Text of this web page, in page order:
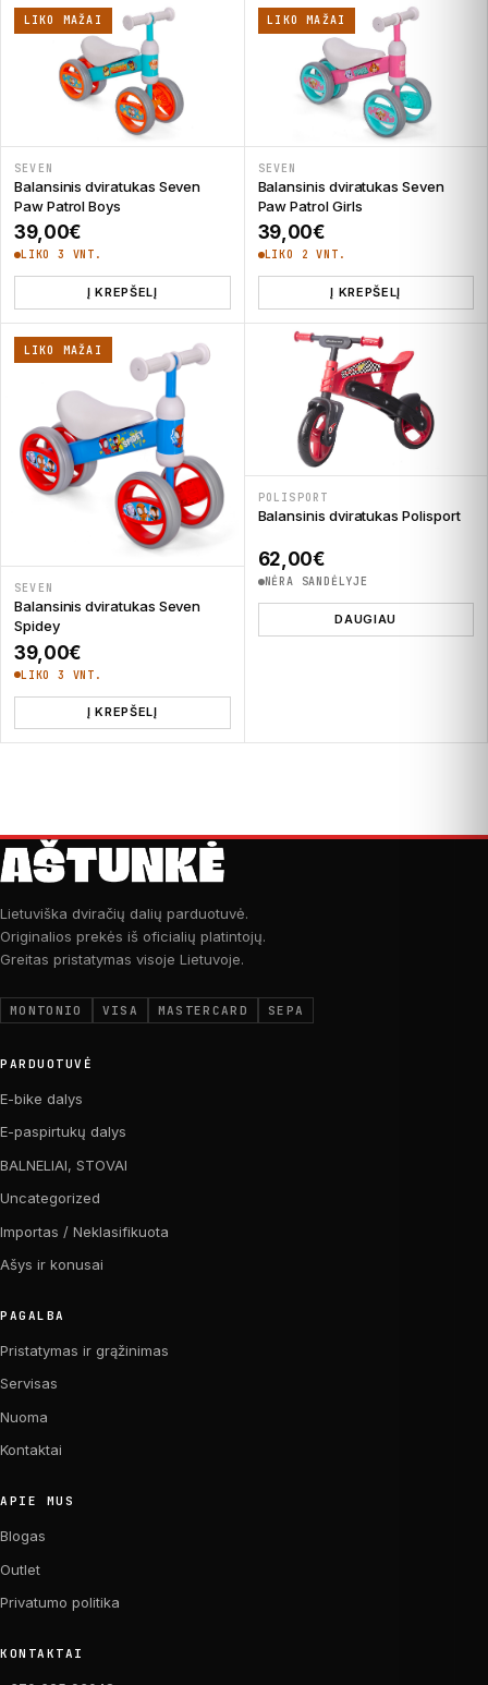
LIKO MAŽAI
SEVEN
Balansinis dviratukas Seven
Paw Patrol Boys
39,00€
LIKO 3 VNT.
Į KREPŠELĮ
LIKO MAŽAI
SEVEN
Balansinis dviratukas Seven
Paw Patrol Girls
39,00€
LIKO 2 VNT.
Į KREPŠELĮ
LIKO MAŽAI
SEVEN
Balansinis dviratukas Seven
Spidey
39,00€
LIKO 3 VNT.
Į KREPŠELĮ
POLISPORT
Balansinis dviratukas Polisport
62,00€
NĖRA SANDĖLYJE
DAUGIAU
Lietuviška dviračių dalių parduotuvė.
Originalios prekės iš oficialių platintojų.
Greitas pristatymas visoje Lietuvoje.
MONTONIO VISA MASTERCARD SEPA
PARDUOTUVĖ
E-bike dalys
E-paspirtukų dalys
BALNELIAI, STOVAI
Uncategorized
Importas / Neklasifikuota
Ašys ir konusai
PAGALBA
Pristatymas ir grąžinimas
Servisas
Nuoma
Kontaktai
APIE MUS
Blogas
Outlet
Privatumo politika
KONTAKTAI